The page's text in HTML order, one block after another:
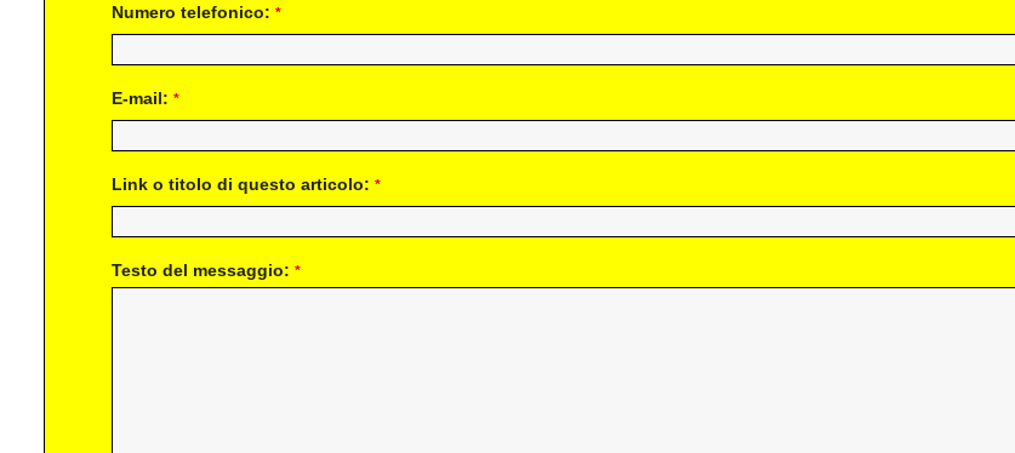
Numero telefonico: *
E-mail: *
Link o titolo di questo articolo: *
Testo del messaggio: *